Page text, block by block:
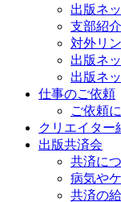
出版ネ
支部紹介
対外リ
出版ネ
出版ネ
仕事のご依頼
ご依頼
クリエイター
出版共済会
共済に
病気や
共済の